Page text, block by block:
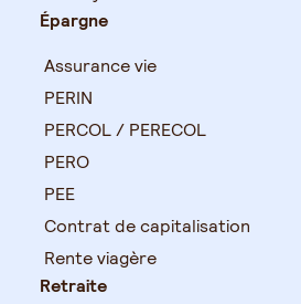
Épargne
Assurance vie
PERIN
PERCOL / PERECOL
PERO
PEE
Contrat de capitalisation
Rente viagère
Retraite